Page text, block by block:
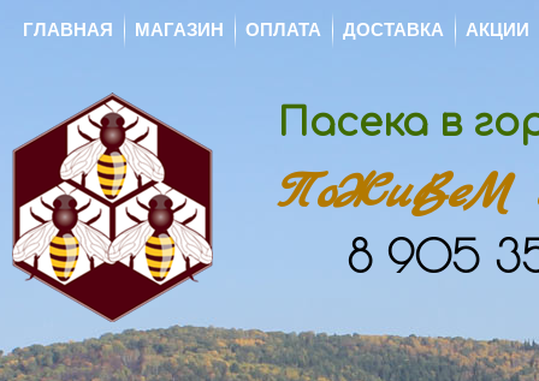
Пасека в
ПоЖиВеМ
8 905
ГЛАВНАЯ МАГАЗИН ОПЛАТА ДОСТАВКА АКЦИИ